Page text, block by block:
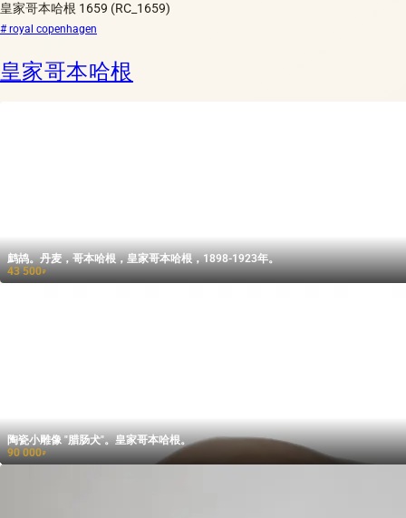
皇家哥本哈根 1659 (RC_1659)
# royal copenhagen
皇家哥本哈根
鹧鸪。丹麦，哥本哈根，皇家哥本哈根，1898-1923年。
43 500₽
陶瓷小雕像 "腊肠犬"。皇家哥本哈根。
90 000₽